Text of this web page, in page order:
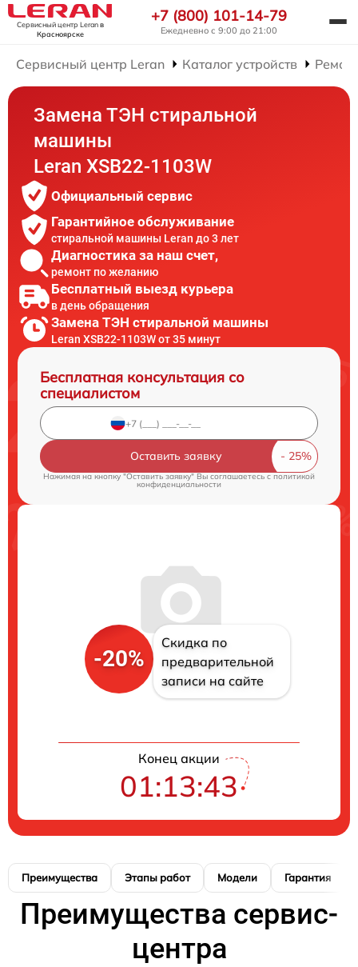
Сервисный центр Leranв
Красноярске
+7 (800) 101-14-79
Ежедневно с 9:00 до 21:00
Сервисный центр Leran Каталог устройств
Замена ТЭН стиральной
машины
Leran XSB22-1103W
Официальный сервис
Гарантийное обслуживание
стиральной машины Leran до 3 лет
Диагностика за наш счет,
ремонт по желанию
Бесплатный выезд курьера
в день обращения
Замена ТЭН стиральной машины
Leran XSB22-1103W от 35 минут
Бесплатная консультация со
специалистом
Оставить заявку
Нажимая на кнопку "Оставить заявку" Вы соглашаетесь c политикой
конфиденциальности
-20%
Скидка по
предварительной
записи на сайте
Конец акции
01:13:42
Преимущества Этапы работ Модели Гарантия
Преимущества сервис-
центра